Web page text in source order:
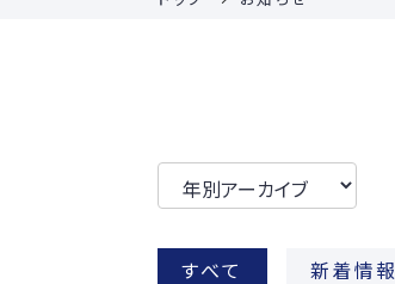
すべて 新着情報